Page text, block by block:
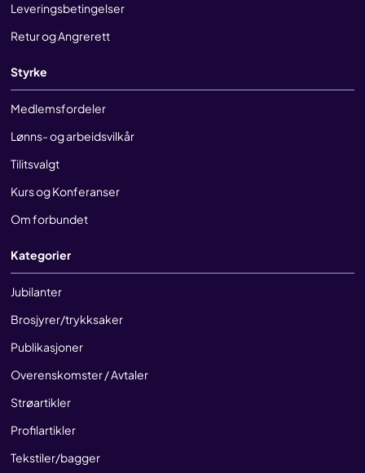
Leveringsbetingelser
Retur og Angrerett
Styrke
Medlemsfordeler
Lønns- og arbeidsvilkår
Tilitsvalgt
Kurs og Konferanser
Om forbundet
Kategorier
Jubilanter
Brosjyrer/trykksaker
Publikasjoner
Overenskomster / Avtaler
Strøartikler
Profilartikler
Tekstiler/bagger